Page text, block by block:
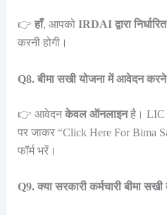
👉 हाँ, आपको IRDAI द्वारा
करनी होगी।
Q8. बीमा सखी योजना में आवेदन करने
👉 आवेदनकेवल ऑनलाइनहै। LIC
पर जाकर “Click Here For Bima
फॉर्म भरें।
Q9. क्या सरकारी कर्मचारी बीमा